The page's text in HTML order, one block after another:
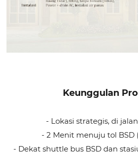
Keunggulan
- Lokasi strategis, di
- 2 Menit menuju tol BSD
- Dekat shuttle bus BSD dan